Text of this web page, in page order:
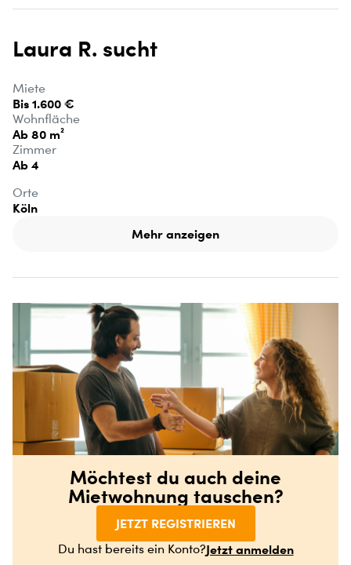
Laura R. sucht
Miete
Bis 1.600 €
Wohnfläche
Ab 80 m²
Zimmer
Ab 4
Orte
Köln
Mehr anzeigen
Möchtest du auch deine
Mietwohnung tauschen?
JETZT REGISTRIEREN
Du hast bereits ein Konto?Jetzt anmelden